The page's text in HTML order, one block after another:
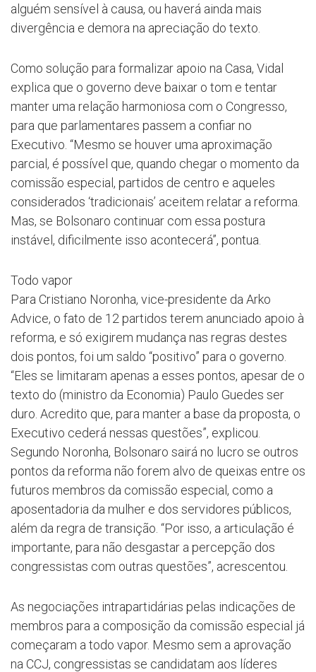
alguém sensível à causa, ou haverá ainda mais
divergência e demora na apreciação do texto.
Como solução para formalizar apoio na Casa, Vidal
explica que o governo deve baixar o tom e tentar
manter uma relação harmoniosa com o Congresso,
para que parlamentares passem a confiar no
Executivo. “Mesmo se houver uma aproximação
parcial, é possível que, quando chegar o momento da
comissão especial, partidos de centro e aqueles
considerados ‘tradicionais’ aceitem relatar a reforma.
Mas, se Bolsonaro continuar com essa postura
instável, dificilmente isso acontecerá”, pontua.
Todo vapor
Para Cristiano Noronha, vice-presidente da Arko
Advice, o fato de 12 partidos terem anunciado apoio à
reforma, e só exigirem mudança nas regras destes
dois pontos, foi um saldo “positivo” para o governo.
“Eles se limitaram apenas a esses pontos, apesar de o
texto do (ministro da Economia) Paulo Guedes ser
duro. Acredito que, para manter a base da proposta, o
Executivo cederá nessas questões”, explicou.
Segundo Noronha, Bolsonaro sairá no lucro se outros
pontos da reforma não forem alvo de queixas entre os
futuros membros da comissão especial, como a
aposentadoria da mulher e dos servidores públicos,
além da regra de transição. “Por isso, a articulação é
importante, para não desgastar a percepção dos
congressistas com outras questões”, acrescentou.
As negociações intrapartidárias pelas indicações de
membros para a composição da comissão especial já
começaram a todo vapor. Mesmo sem a aprovação
na CCJ, congressistas se candidatam aos líderes